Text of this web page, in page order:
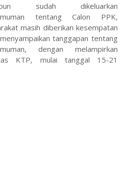
sudah dikeluarkan
tentang Calon PPK,
masih diberikan kesempatan
tanggapan tentang
dengan melampirkan
KTP, mulai tanggal 15-21